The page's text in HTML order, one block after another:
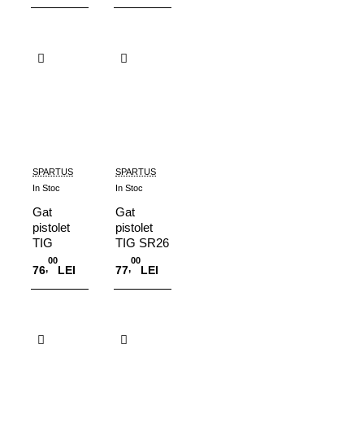
SPARTUS
In Stoc
Gat
pistolet
TIG
SR24W -
racire cu
apa
76,
00
LEI
SPARTUS
In Stoc
Gat
pistolet
TIG SR26
flexibil
77,
00
LEI